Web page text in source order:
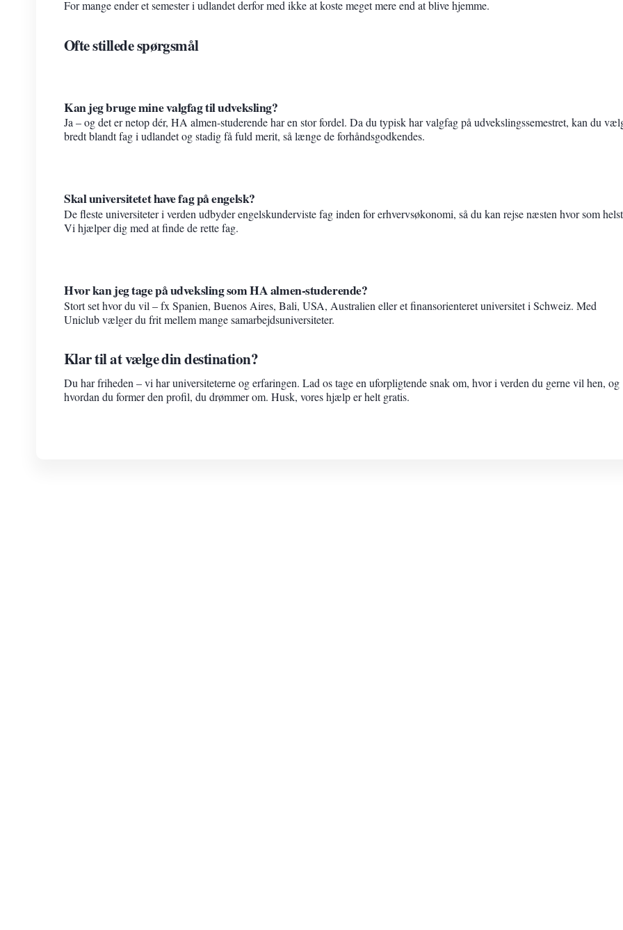
For mange ender et semester i udlandet derfor med ikke at koste meget mere end at blive hjemme.
Ofte stillede spørgsmål
Kan jeg bruge mine valgfag til udveksling?
Ja – og det er netop dér, HA almen-studerende har en stor fordel. Da du typisk har valgfag på udvekslingssemestret, kan du
bredt blandt fag i udlandet og stadig få fuld merit, så længe de forhåndsgodkendes.
Skal universitetet have fag på engelsk?
De fleste universiteter i verden udbyder engelskunderviste fag inden for erhvervsøkonomi, så du kan rejse næsten hvor som
Vi hjælper dig med at finde de rette fag.
Hvor kan jeg tage på udveksling som HA almen-studerende?
Stort set hvor du vil – fx Spanien, Buenos Aires, Bali, USA, Australien eller et finansorienteret universitet i Schweiz. Med
Uniclub vælger du frit mellem mange samarbejdsuniversiteter.
Klar til at vælge din destination?
Du har friheden – vi har universiteterne og erfaringen. Lad os tage en uforpligtende snak om, hvor i verden du gerne vil hen, og
hvordan du former den profil, du drømmer om. Husk, vores hjælp er helt gratis.